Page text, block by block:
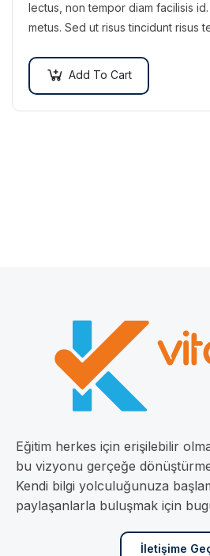
lectus, non tempor diam facilisis
metus. Sed ut risus tincidunt risus
Add To Cart
Eğitim herkes için erişilebilir
bu vizyonu gerçeğe
Kendi bilgi yolculuğunuza
paylaşanlarla buluşmak için
İletişime